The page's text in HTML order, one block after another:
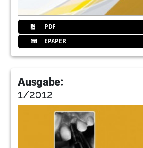
PDF
EPAPER
Ausgabe:
1/2012